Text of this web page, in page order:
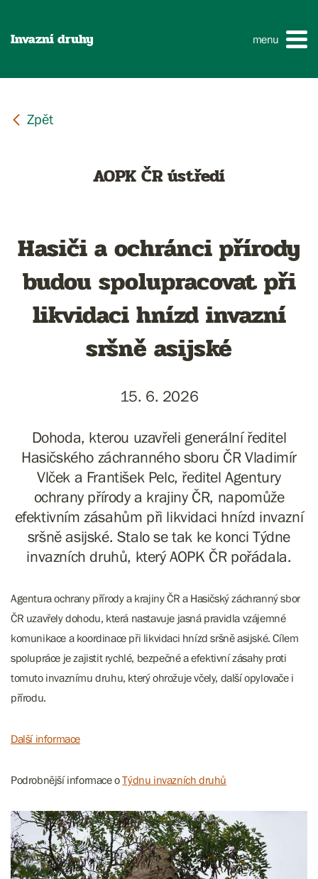
Invazní druhy menu
AOPK ČR ústředí
Hasiči a ochránci přírody
budou spolupracovat při
likvidaci hnízd invazní
sršně asijské
15. 6. 2026
Dohoda, kterou uzavřeli generální ředitel
Hasičského záchranného sboru ČR Vladimír
Vlček a František Pelc, ředitel Agentury
ochrany přírody a krajiny ČR, napomůže
efektivním zásahům při likvidaci hnízd invazní
sršně asijské. Stalo se tak ke konci Týdne
invazních druhů, který AOPK ČR pořádala.
Agentura ochrany přírody a krajiny ČR a Hasičský záchranný sbor
ČR uzavřely dohodu, která nastavuje jasná pravidla vzájemné
komunikace a koordinace při likvidaci hnízd sršně asijské. Cílem
spolupráce je zajistit rychlé, bezpečné a efektivní zásahy proti
tomuto invaznímu druhu, který ohrožuje včely, další opylovače i
přírodu.
Další informace
Podrobnější informace oTýdnu invazních druhů